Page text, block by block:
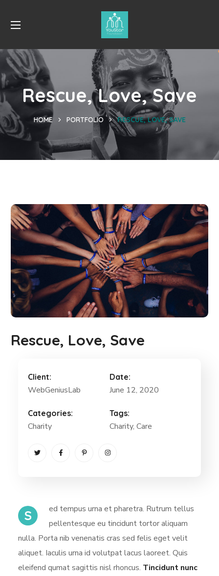
Rescue, Love, Save
HOME PORTFOLIO RESCUE, LOVE, SAVE
Rescue, Love, Save
S
ed tempus urna et pharetra. Rutrum tellus
pellentesque eu tincidunt tortor aliquam
nulla. Porta nib venenatis cras sed felis eget velit
aliquet. Iaculis urna id volutpat lacus laoreet. Quis
eleifend qumat sagittis nisl rhoncus. Tincidunt nunc
Client:
WebGeniusLab
Date:
June 12, 2020
Categories:
Charity
Tags:
Charity, Care